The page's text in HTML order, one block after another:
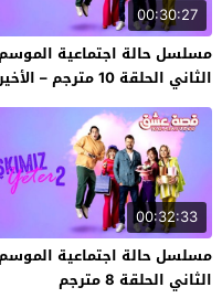
00:30:27
مسلسل حالة اجتماعية
الثاني الحلقة 10 مترجم – الأخيرة
00:32:33
مسلسل حالة اجتماعية
الثاني الحلقة 8 مترجم